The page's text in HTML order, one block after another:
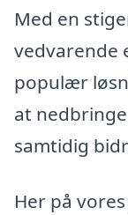
Med en
vedvarende
populær
at
samtidig
Her på